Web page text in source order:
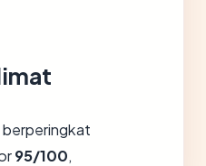
berperingkat
95/100,